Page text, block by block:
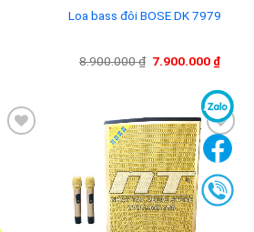
Loa bass đôi BOSE DK 7979
8.900.000₫ Giá
8.900.000 ₫.
7.900.000 ₫Giá
là:
Add to
wishlist